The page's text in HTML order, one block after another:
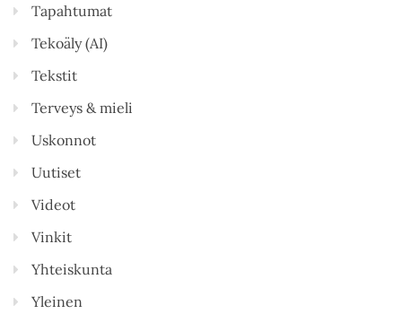
Tapahtumat
Tekoäly (AI)
Tekstit
Terveys & mieli
Uskonnot
Uutiset
Videot
Vinkit
Yhteiskunta
Yleinen